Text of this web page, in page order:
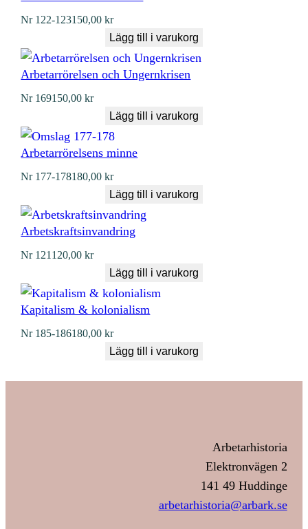
Nr 122-123150,00kr
Lägg till i varukorg
Arbetarrörelsen och Ungernkrisen
Nr 169150,00kr
Lägg till i varukorg
Arbetarrörelsens minne
Nr 177-178180,00kr
Lägg till i varukorg
Arbetskraftsinvandring
Nr 121 120,00kr
Lägg till i varukorg
Kapitalism & kolonialism
Nr 185-186180,00kr
Lägg till i varukorg
Arbetarhistoria
Elektronvägen 2
141 49 Huddinge
arbetarhistoria@arbark.se